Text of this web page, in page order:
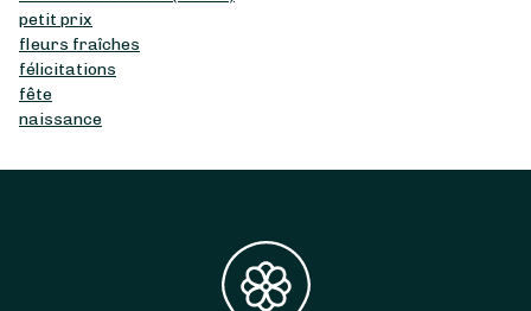
petit prix
fleurs fraîches
félicitations
fête
naissance